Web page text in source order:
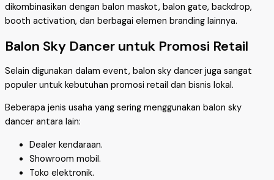
dikombinasikan dengan balon maskot, balon gate, backdrop,
booth activation, dan berbagai elemen branding lainnya.
Balon Sky Dancer untuk Promosi Retail
Selain digunakan dalam event, balon sky dancer juga sangat
populer untuk kebutuhan promosi retail dan bisnis lokal.
Beberapa jenis usaha yang sering menggunakan balon sky
dancer antara lain:
Dealer kendaraan.
Showroom mobil.
Toko elektronik.